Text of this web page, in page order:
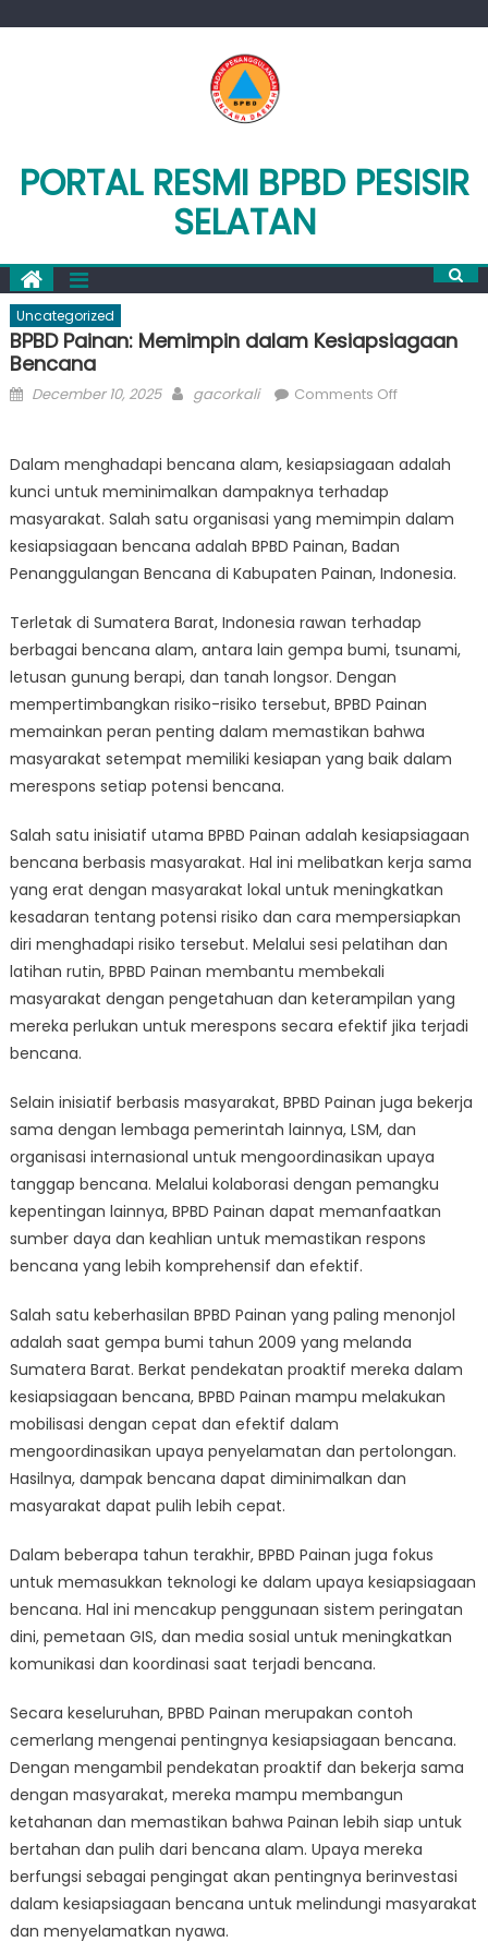
PORTAL RESMI BPBD PESISIR
SELATAN
Uncategorized
BPBD Painan: Memimpin dalam Kesiapsiagaan
Bencana
Posted
December 10, 2025 Author
gacorkali Comments Offon
Memimpin
Bencana
Dalam menghadapi bencana alam, kesiapsiagaan adalah
kunci untuk meminimalkan dampaknya terhadap
masyarakat. Salah satu organisasi yang memimpin dalam
kesiapsiagaan bencana adalah BPBD Painan, Badan
Penanggulangan Bencana di Kabupaten Painan, Indonesia.
Terletak di Sumatera Barat, Indonesia rawan terhadap
berbagai bencana alam, antara lain gempa bumi, tsunami,
letusan gunung berapi, dan tanah longsor. Dengan
mempertimbangkan risiko-risiko tersebut, BPBD Painan
memainkan peran penting dalam memastikan bahwa
masyarakat setempat memiliki kesiapan yang baik dalam
merespons setiap potensi bencana.
Salah satu inisiatif utama BPBD Painan adalah kesiapsiagaan
bencana berbasis masyarakat. Hal ini melibatkan kerja sama
yang erat dengan masyarakat lokal untuk meningkatkan
kesadaran tentang potensi risiko dan cara mempersiapkan
diri menghadapi risiko tersebut. Melalui sesi pelatihan dan
latihan rutin, BPBD Painan membantu membekali
masyarakat dengan pengetahuan dan keterampilan yang
mereka perlukan untuk merespons secara efektif jika terjadi
bencana.
Selain inisiatif berbasis masyarakat, BPBD Painan juga bekerja
sama dengan lembaga pemerintah lainnya, LSM, dan
organisasi internasional untuk mengoordinasikan upaya
tanggap bencana. Melalui kolaborasi dengan pemangku
kepentingan lainnya, BPBD Painan dapat memanfaatkan
sumber daya dan keahlian untuk memastikan respons
bencana yang lebih komprehensif dan efektif.
Salah satu keberhasilan BPBD Painan yang paling menonjol
adalah saat gempa bumi tahun 2009 yang melanda
Sumatera Barat. Berkat pendekatan proaktif mereka dalam
kesiapsiagaan bencana, BPBD Painan mampu melakukan
mobilisasi dengan cepat dan efektif dalam
mengoordinasikan upaya penyelamatan dan pertolongan.
Hasilnya, dampak bencana dapat diminimalkan dan
masyarakat dapat pulih lebih cepat.
Dalam beberapa tahun terakhir, BPBD Painan juga fokus
untuk memasukkan teknologi ke dalam upaya kesiapsiagaan
bencana. Hal ini mencakup penggunaan sistem peringatan
dini, pemetaan GIS, dan media sosial untuk meningkatkan
komunikasi dan koordinasi saat terjadi bencana.
Secara keseluruhan, BPBD Painan merupakan contoh
cemerlang mengenai pentingnya kesiapsiagaan bencana.
Dengan mengambil pendekatan proaktif dan bekerja sama
dengan masyarakat, mereka mampu membangun
ketahanan dan memastikan bahwa Painan lebih siap untuk
bertahan dan pulih dari bencana alam. Upaya mereka
berfungsi sebagai pengingat akan pentingnya berinvestasi
dalam kesiapsiagaan bencana untuk melindungi masyarakat
dan menyelamatkan nyawa.